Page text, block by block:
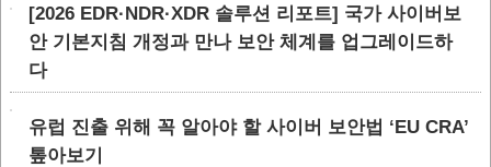
[2026 EDR·NDR·XDR 솔루션 리포트] 국가 사이버보
안 기본지침 개정과 만나 보안 체계를 업그레이드하
다
유럽 진출 위해 꼭 알아야 할 사이버 보안법 ‘EU CRA’
톺아보기